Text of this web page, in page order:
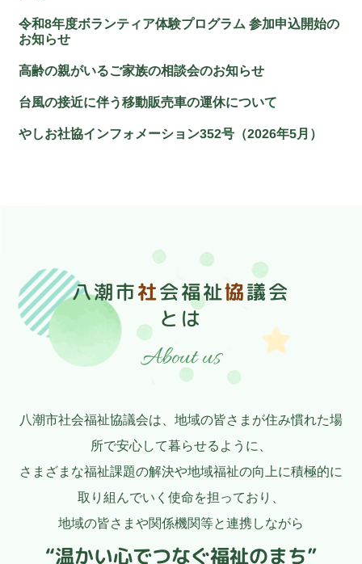
令和8年度ボランティア体験プログラム 参加申込開始の
お知らせ
高齢の親がいるご家族の相談会のお知らせ
台風の接近に伴う移動販売車の運休について
やしお社協インフォメーション352号（2026年5月）
八潮市社会福祉協議会
とは
About us
八潮市社会福祉協議会は、地域の皆さまが住み慣れた場
所で安心して暮らせるように、
さまざまな福祉課題の解決や地域福祉の向上に積極的に
取り組んでいく使命を担っており、
地域の皆さまや関係機関等と連携しながら
“温かい心でつなぐ福祉のまち”